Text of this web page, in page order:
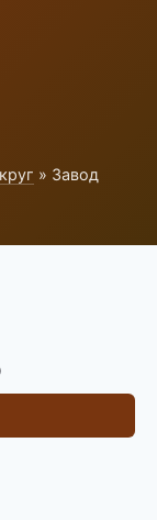
» Завод